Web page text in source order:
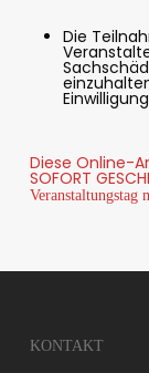
Die
Diese Online-
SOFORT
Veranstaltungstag
KONTAKT